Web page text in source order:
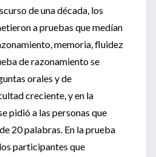
de una década, los
a pruebas que medían
memoria, fluidez
de razonamiento se
orales y de
creciente, y en la
pidió a las personas que
20 palabras. En la prueba
participantes que